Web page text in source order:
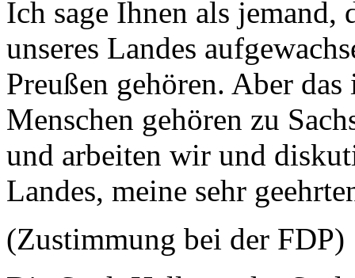
Ich sage Ihnen als jemand,
unseres Landes
Preußen gehören. Aber
Menschen gehören zu
und arbeiten wir und
Landes, meine sehr
(Zustimmung bei der FDP)